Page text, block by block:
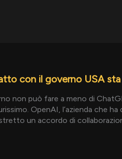
con il governo USA
non può fare a meno di
OpenAI, l’azienda che ha
un accordo di